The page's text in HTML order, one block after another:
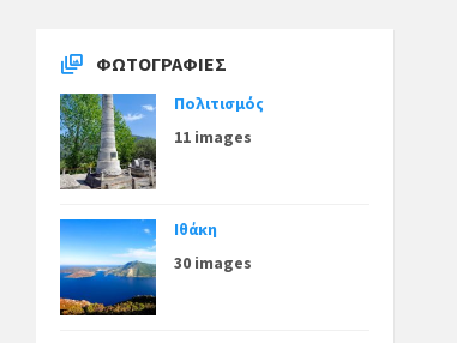
ΦΩΤΟΓΡΑΦΊΕΣ
Πολιτισμός
11 images
Ιθάκη
30 images